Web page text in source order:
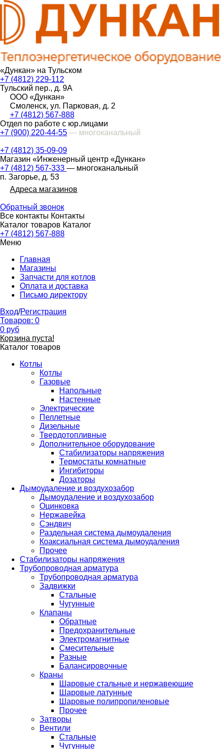
«Дункан» на Тульском
+7 (4812) 229-112
Тульский пер., д. 9А
ООО «Дункан»
Смоленск, ул. Парковая, д. 2
+7 (4812) 567-888
Отдел по работе с юр.лицами
+7 (900) 220-44-55 — многоканальный
+7 (4812) 35-09-09
Магазин «Инженерный центр «Дункан»
+7 (4812) 567-333 — многоканальный
п. Загорье, д. 53
Адреса магазинов
Обратный звонок
Все контакты Контакты
Каталог товаров Каталог
+7 (4812) 567-888
Меню
Главная
Магазины
Запчасти для котлов
Оплата и доставка
Письмо директору
Вход/Регистрация
Товаров: 0
0 руб
Корзина пуста!
Каталог товаров
Котлы
Котлы
Газовые
Напольные
Настенные
Электрические
Пеллетные
Дизельные
Твердотопливные
Дополнительное оборудование
Стабилизаторы напряжения
Термостаты комнатные
Ингибиторы
Дозаторы
Дымоудаление и воздухозабор
Дымоудаление и воздухозабор
Оцинковка
Нержавейка
Сэндвич
Раздельная система дымоудаления
Коаксиальная система дымоудаления
Прочее
Стабилизаторы напряжения
Трубопроводная арматура
Трубопроводная арматура
Задвижки
Стальные
Чугунные
Клапаны
Обратные
Предохранительные
Электромагнитные
Смесительные
Разные
Балансировочные
Краны
Шаровые стальные и нержавеющие
Шаровые латунные
Шаровые полипропиленовые
Прочее
Затворы
Вентили
Стальные
Чугунные